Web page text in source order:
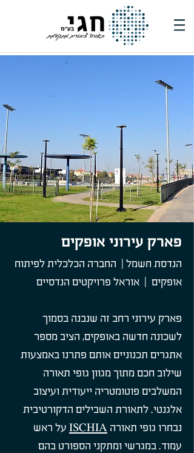
פארק עירוני אופקים
הנדסת חשמל | החברה הכלכלית לפיתוח
אופקים | אוראל פרויקטים הנדסיים
פארק עירוני רחב זה שנבנה בסמוך
לשכונה חדשה באופקים, הציב מספר
אתגרים תכנוניים אותם פתרנו באמצעות
שילוב חכם מתוך מגוון גופי תאורה
המשלבים פוטומטריה ייעודית ועיצוב
אלגנטי. לתאורת השבילים הדקורטיבית
נבחרו גופי תאורה ISCHIA על ראש
עמוד. במגרשי ומתקני הספורט בהם